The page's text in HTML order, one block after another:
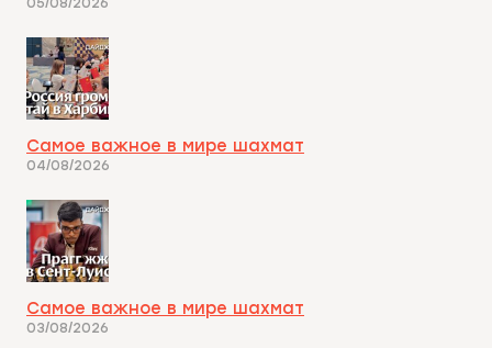
Самое важное в мире шахмат
04/08/2026
Самое важное в мире шахмат
03/08/2026